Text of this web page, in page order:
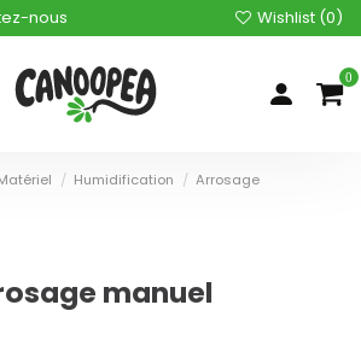
nous Wishlist (0)
0
Humidification
Arrosage
manuel